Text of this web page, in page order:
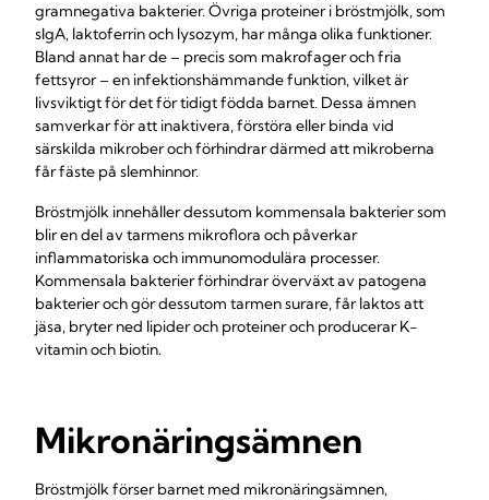
gramnegativa bakterier. Övriga proteiner i bröstmjölk, som
sIgA, laktoferrin och lysozym, har många olika funktioner.
Bland annat har de – precis som makrofager och fria
fettsyror – en infektionshämmande funktion, vilket är
livsviktigt för det för tidigt födda barnet. Dessa ämnen
samverkar för att inaktivera, förstöra eller binda vid
särskilda mikrober och förhindrar därmed att mikroberna
får fäste på slemhinnor.
Bröstmjölk innehåller dessutom kommensala bakterier som
blir en del av tarmens mikroflora och påverkar
inflammatoriska och immunomodulära processer.
Kommensala bakterier förhindrar överväxt av patogena
bakterier och gör dessutom tarmen surare, får laktos att
jäsa, bryter ned lipider och proteiner och producerar K-
vitamin och biotin.
Mikronäringsämnen
Bröstmjölk förser barnet med mikronäringsämnen,